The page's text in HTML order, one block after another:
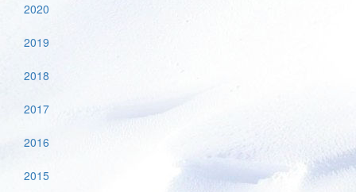
2020
2019
2018
2017
2016
2015